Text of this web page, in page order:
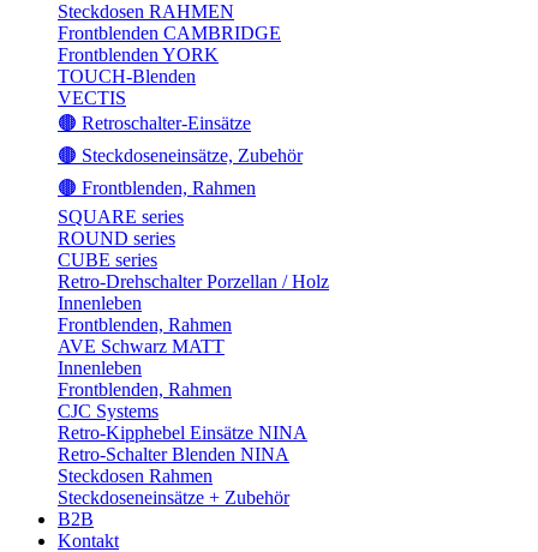
Steckdosen RAHMEN
Frontblenden CAMBRIDGE
Frontblenden YORK
TOUCH-Blenden
VECTIS
🟤 Retroschalter-Einsätze
🟤 Steckdoseneinsätze, Zubehör
🟤 Frontblenden, Rahmen
SQUARE series
ROUND series
CUBE series
Retro-Drehschalter Porzellan / Holz
Innenleben
Frontblenden, Rahmen
AVE Schwarz MATT
Innenleben
Frontblenden, Rahmen
CJC Systems
Retro-Kipphebel Einsätze NINA
Retro-Schalter Blenden NINA
Steckdosen Rahmen
Steckdoseneinsätze + Zubehör
B2B
Kontakt